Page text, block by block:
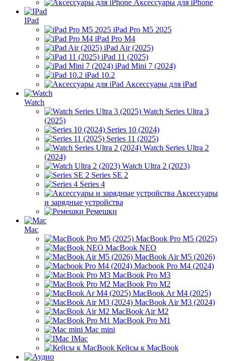
Аксессуары для iPhone
IPad
iPad Pro M5 2025
iPad Pro M4
iPad Air (2025)
iPad 11 (2025)
iPad Mini 7 (2024)
iPad 10.2
Аксессуары для iPad
Watch
Watch Series Ultra 3
(2025)
Series 10 (2024)
Series 11 (2025)
Watch Series Ultra 2
(2024)
Watch Ultra 2 (2023)
Series SE 2
Series 4
Аксессуары
и зарядные устройства
Ремешки
Mac
MacBook Pro M5 (2025)
MacBook NEO
MacBook Air M5 (2026)
Macbook Pro M4 (2024)
MacBook Pro M3
MacBook Pro M2
MacBook Ar M4 (2025)
MacBook Air M3 (2024)
MacBook Air M2
MacBook Pro M1
Mac mini
IMac
Кейсы к MacBook